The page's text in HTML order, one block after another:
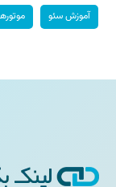
آموزش سئو